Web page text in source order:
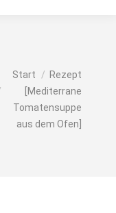
befinden sich hier:
Start
Rezept
[Mediterrane
Tomatensuppe
aus dem Ofen]